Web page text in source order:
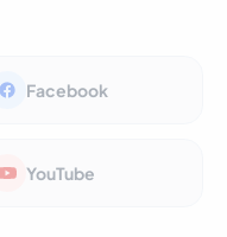
Facebook
YouTube